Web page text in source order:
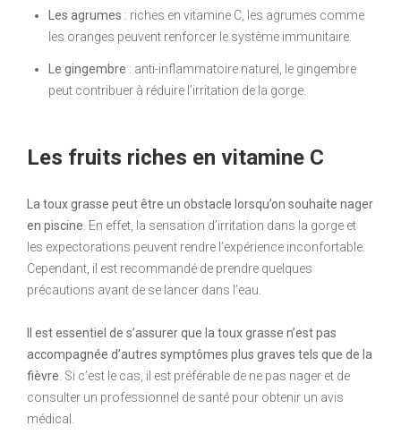
Les agrumes : riches en vitamine C, les agrumes comme
les oranges peuvent renforcer le système immunitaire.
Le gingembre : anti-inflammatoire naturel, le gingembre
peut contribuer à réduire l’irritation de la gorge.
Les fruits riches en vitamine C
La toux grasse peut être un obstacle lorsqu’on souhaite nager
en piscine . En effet, la sensation d’irritation dans la gorge et
les expectorations peuvent rendre l’expérience inconfortable.
Cependant, il est recommandé de prendre quelques
précautions avant de se lancer dans l’eau.
Il est essentiel de s’assurer que la toux grasse n’est pas
accompagnée d’autres symptômes plus graves tels que de la
fièvre . Si c’est le cas, il est préférable de ne pas nager et de
consulter un professionnel de santé pour obtenir un avis
médical.